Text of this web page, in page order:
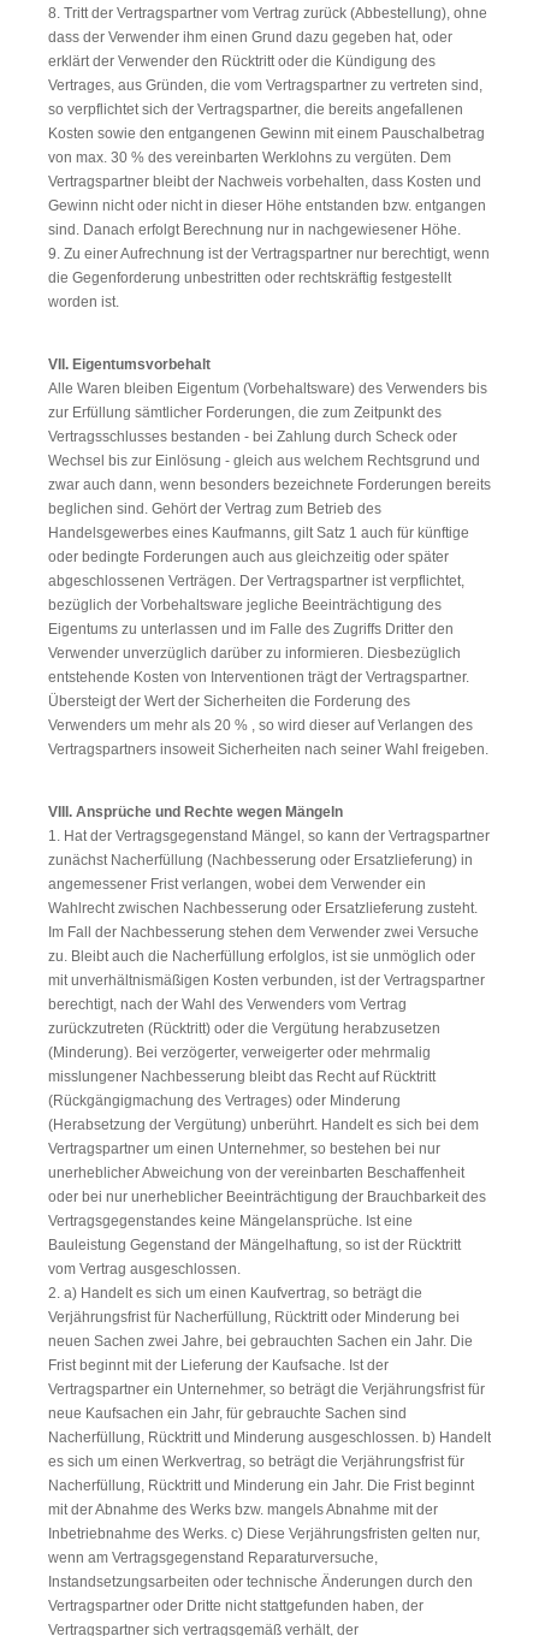
8. Tritt der Vertragspartner vom Vertrag zurück (Abbestellung), ohne
dass der Verwender ihm einen Grund dazu gegeben hat, oder
erklärt der Verwender den Rücktritt oder die Kündigung des
Vertrages, aus Gründen, die vom Vertragspartner zu vertreten sind,
so verpflichtet sich der Vertragspartner, die bereits angefallenen
Kosten sowie den entgangenen Gewinn mit einem Pauschalbetrag
von max. 30 % des vereinbarten Werklohns zu vergüten. Dem
Vertragspartner bleibt der Nachweis vorbehalten, dass Kosten und
Gewinn nicht oder nicht in dieser Höhe entstanden bzw. entgangen
sind. Danach erfolgt Berechnung nur in nachgewiesener Höhe.
9. Zu einer Aufrechnung ist der Vertragspartner nur berechtigt, wenn
die Gegenforderung unbestritten oder rechtskräftig festgestellt
worden ist.
VII. Eigentumsvorbehalt
Alle Waren bleiben Eigentum (Vorbehaltsware) des Verwenders bis
zur Erfüllung sämtlicher Forderungen, die zum Zeitpunkt des
Vertragsschlusses bestanden - bei Zahlung durch Scheck oder
Wechsel bis zur Einlösung - gleich aus welchem Rechtsgrund und
zwar auch dann, wenn besonders bezeichnete Forderungen bereits
beglichen sind. Gehört der Vertrag zum Betrieb des
Handelsgewerbes eines Kaufmanns, gilt Satz 1 auch für künftige
oder bedingte Forderungen auch aus gleichzeitig oder später
abgeschlossenen Verträgen. Der Vertragspartner ist verpflichtet,
bezüglich der Vorbehaltsware jegliche Beeinträchtigung des
Eigentums zu unterlassen und im Falle des Zugriffs Dritter den
Verwender unverzüglich darüber zu informieren. Diesbezüglich
entstehende Kosten von Interventionen trägt der Vertragspartner.
Übersteigt der Wert der Sicherheiten die Forderung des
Verwenders um mehr als 20 % , so wird dieser auf Verlangen des
Vertragspartners insoweit Sicherheiten nach seiner Wahl freigeben.
VIII. Ansprüche und Rechte wegen Mängeln
1. Hat der Vertragsgegenstand Mängel, so kann der Vertragspartner
zunächst Nacherfüllung (Nachbesserung oder Ersatzlieferung) in
angemessener Frist verlangen, wobei dem Verwender ein
Wahlrecht zwischen Nachbesserung oder Ersatzlieferung zusteht.
Im Fall der Nachbesserung stehen dem Verwender zwei Versuche
zu. Bleibt auch die Nacherfüllung erfolglos, ist sie unmöglich oder
mit unverhältnismäßigen Kosten verbunden, ist der Vertragspartner
berechtigt, nach der Wahl des Verwenders vom Vertrag
zurückzutreten (Rücktritt) oder die Vergütung herabzusetzen
(Minderung). Bei verzögerter, verweigerter oder mehrmalig
misslungener Nachbesserung bleibt das Recht auf Rücktritt
(Rückgängigmachung des Vertrages) oder Minderung
(Herabsetzung der Vergütung) unberührt. Handelt es sich bei dem
Vertragspartner um einen Unternehmer, so bestehen bei nur
unerheblicher Abweichung von der vereinbarten Beschaffenheit
oder bei nur unerheblicher Beeinträchtigung der Brauchbarkeit des
Vertragsgegenstandes keine Mängelansprüche. Ist eine
Bauleistung Gegenstand der Mängelhaftung, so ist der Rücktritt
vom Vertrag ausgeschlossen.
2. a) Handelt es sich um einen Kaufvertrag, so beträgt die
Verjährungsfrist für Nacherfüllung, Rücktritt oder Minderung bei
neuen Sachen zwei Jahre, bei gebrauchten Sachen ein Jahr. Die
Frist beginnt mit der Lieferung der Kaufsache. Ist der
Vertragspartner ein Unternehmer, so beträgt die Verjährungsfrist für
neue Kaufsachen ein Jahr, für gebrauchte Sachen sind
Nacherfüllung, Rücktritt und Minderung ausgeschlossen. b) Handelt
es sich um einen Werkvertrag, so beträgt die Verjährungsfrist für
Nacherfüllung, Rücktritt und Minderung ein Jahr. Die Frist beginnt
mit der Abnahme des Werks bzw. mangels Abnahme mit der
Inbetriebnahme des Werks. c) Diese Verjährungsfristen gelten nur,
wenn am Vertragsgegenstand Reparaturversuche,
Instandsetzungsarbeiten oder technische Änderungen durch den
Vertragspartner oder Dritte nicht stattgefunden haben, der
Vertragspartner sich vertragsgemäß verhält, der